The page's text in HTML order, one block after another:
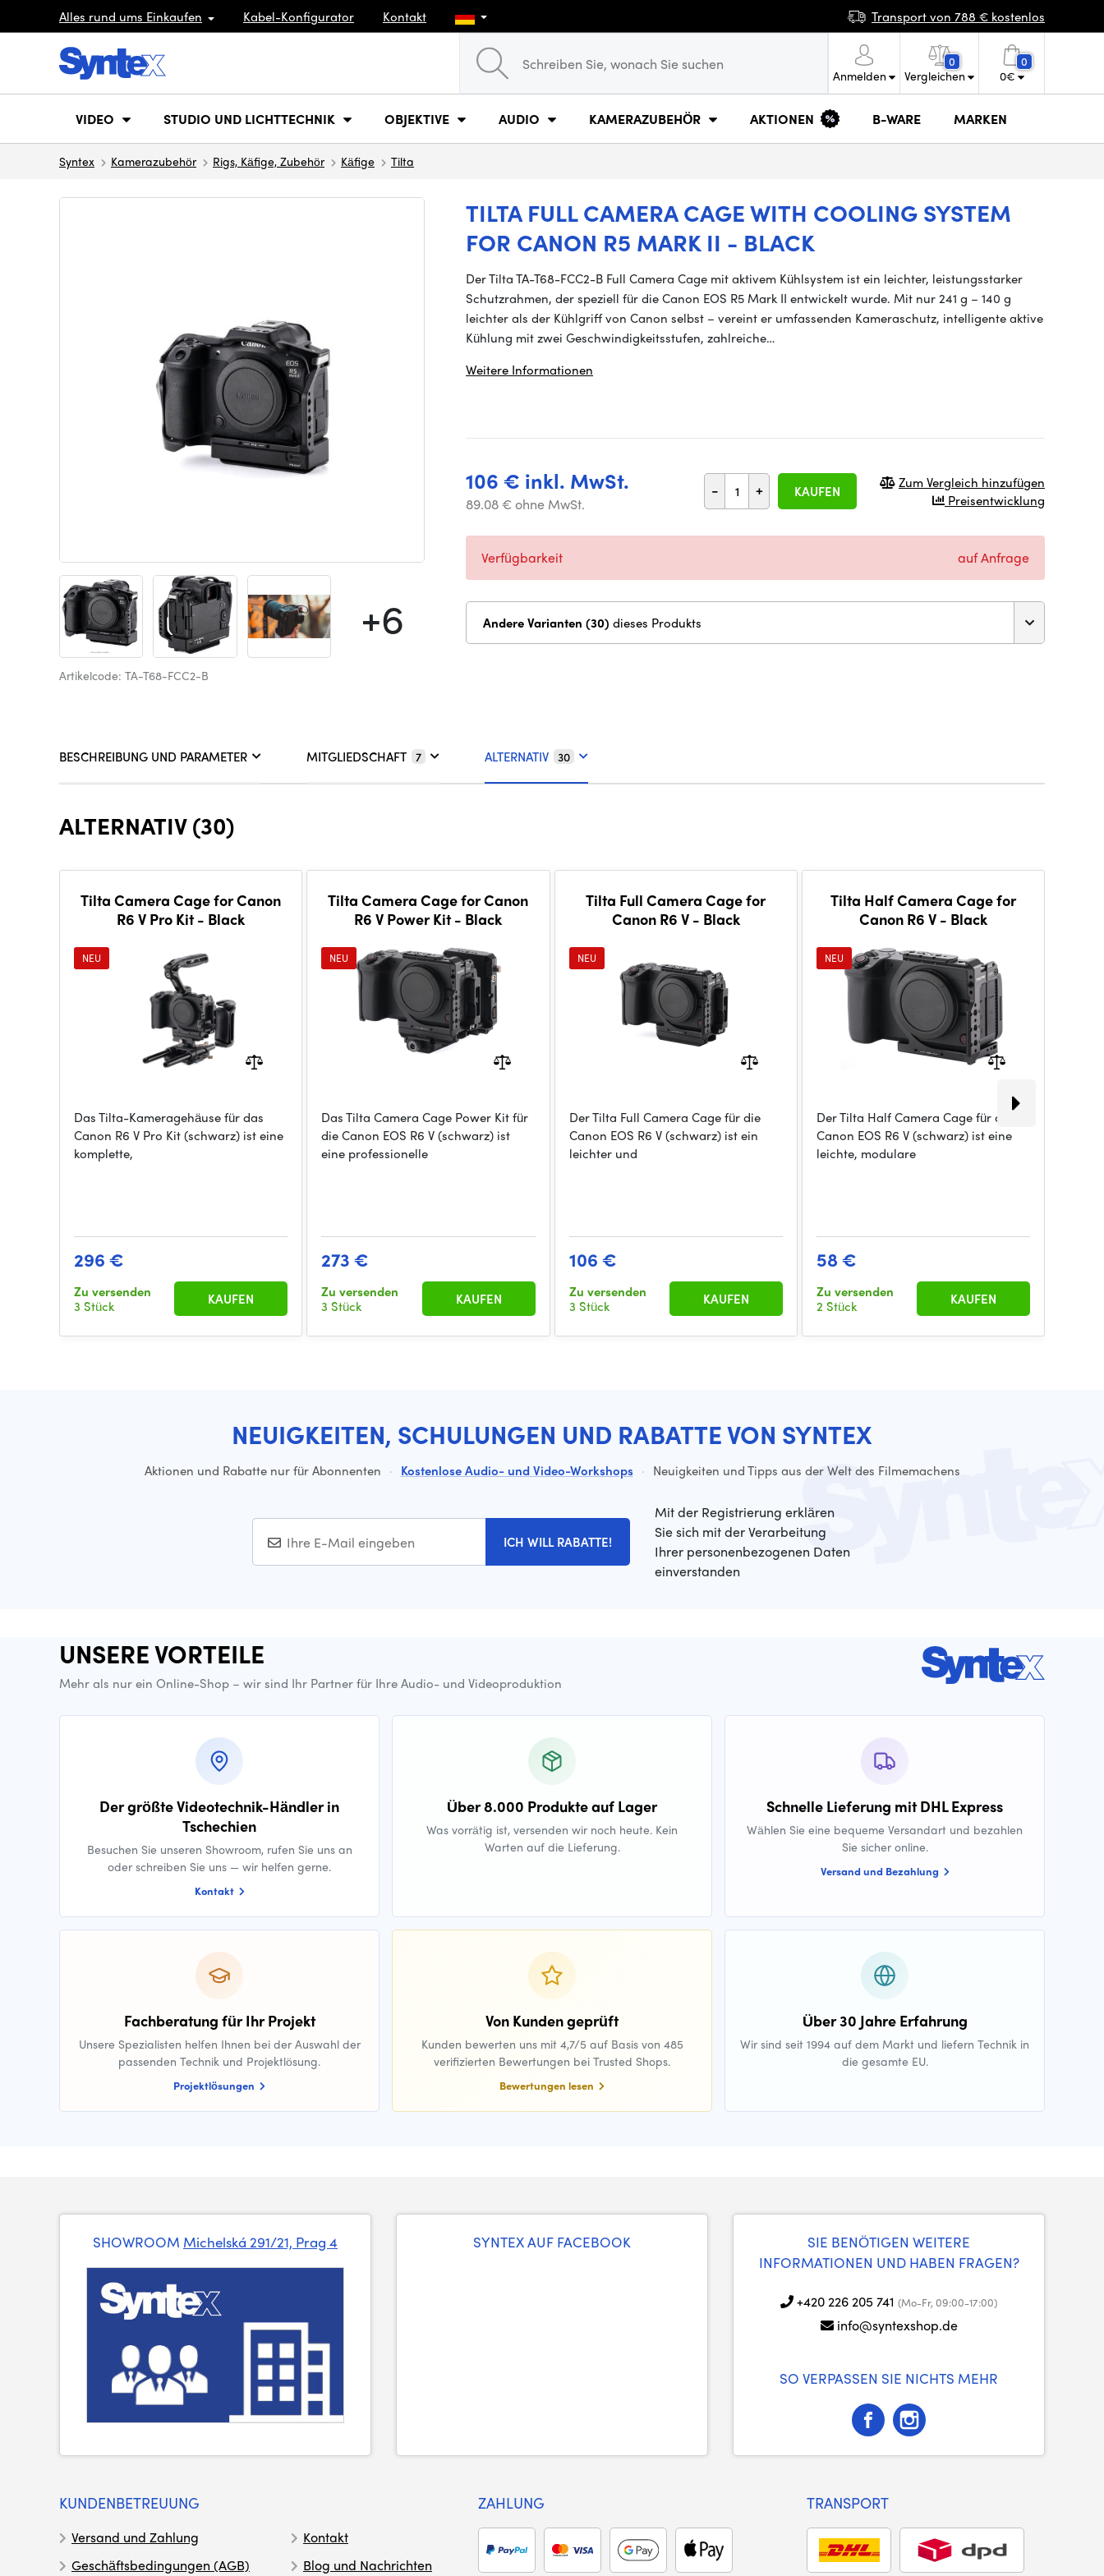
Alles rund ums Einkaufen Kabel-Konfigurator Kontakt Transport von 788 € kostenlos
Anmelden
0
Vergleichen
0
0€
VIDEO STUDIO UND LICHTTECHNIK OBJEKTIVE AUDIO KAMERAZUBEHÖR AKTIONEN B-WARE MARKEN
Syntex Kamerazubehör Rigs, Käfige, Zubehör Käfige Tilta
TILTA FULL CAMERA CAGE WITH COOLING SYSTEM
FOR CANON R5 MARK II - BLACK
+6
Artikelcode: TA-T68-FCC2-B
Der Tilta TA-T68-FCC2-B Full Camera Cage mit aktivem Kühlsystem ist ein leichter, leistungsstarker
Schutzrahmen, der speziell für die Canon EOS R5 Mark II entwickelt wurde. Mit nur 241 g – 140 g
leichter als der Kühlgriff von Canon selbst – vereint er umfassenden Kameraschutz, intelligente aktive
Kühlung mit zwei Geschwindigkeitsstufen, zahlreiche…
Weitere Informationen
106 € inkl. MwSt.
89.08 € ohne MwSt.
- + KAUFEN
Zum Vergleich hinzufügen
Preisentwicklung
Verfügbarkeit auf Anfrage
Andere Varianten (30) dieses Produkts
BESCHREIBUNG UND PARAMETER MITGLIEDSCHAFT 7 ALTERNATIV 30
ALTERNATIV (30)
Tilta Camera Cage for Canon
R6 V Pro Kit - Black
NEU
Das Tilta-Kameragehäuse für das
Canon R6 V Pro Kit (schwarz) ist eine
komplette,
296 €
Zu versenden
3 Stück
KAUFEN
Tilta Camera Cage for Canon
R6 V Power Kit - Black
NEU
Das Tilta Camera Cage Power Kit für
die Canon EOS R6 V (schwarz) ist
eine professionelle
273 €
Zu versenden
3 Stück
KAUFEN
Tilta Full Camera Cage for
Canon R6 V - Black
NEU
Der Tilta Full Camera Cage für die
Canon EOS R6 V (schwarz) ist ein
leichter und
106 €
Zu versenden
3 Stück
KAUFEN
Tilta Half Camera Cage for
Canon R6 V - Black
NEU
Der Tilta Half Camera Cage für die
Canon EOS R6 V (schwarz) ist eine
leichte, modulare
58 €
Zu versenden
2 Stück
KAUFEN
NEUIGKEITEN, SCHULUNGEN UND RABATTE VON SYNTEX
Aktionen und Rabatte nur für Abonnenten · Kostenlose Audio- und Video-Workshops · Neuigkeiten und Tipps aus der Welt des Filmemachens
ICH WILL RABATTE!
Mit der Registrierung erklären
Sie sich mit der Verarbeitung
Ihrer personenbezogenen Daten
einverstanden
UNSERE VORTEILE
Mehr als nur ein Online-Shop – wir sind Ihr Partner für Ihre Audio- und Videoproduktion
Der größte Videotechnik-Händler in
Tschechien
Besuchen Sie unseren Showroom, rufen Sie uns an
oder schreiben Sie uns — wir helfen gerne.
Kontakt
Über 8.000 Produkte auf Lager
Was vorrätig ist, versenden wir noch heute. Kein
Warten auf die Lieferung.
Schnelle Lieferung mit DHL Express
Wählen Sie eine bequeme Versandart und bezahlen
Sie sicher online.
Versand und Bezahlung
Fachberatung für Ihr Projekt
Unsere Spezialisten helfen Ihnen bei der Auswahl der
passenden Technik und Projektlösung.
Projektlösungen
Von Kunden geprüft
Kunden bewerten uns mit 4,7/5 auf Basis von 485
verifizierten Bewertungen bei Trusted Shops.
Bewertungen lesen
Über 30 Jahre Erfahrung
Wir sind seit 1994 auf dem Markt und liefern Technik in
die gesamte EU.
SHOWROOM Michelská 291/21, Prag 4 SYNTEX AUF FACEBOOK
SIE BENÖTIGEN WEITERE
INFORMATIONEN UND HABEN FRAGEN?
+420 226 205 741 (Mo-Fr, 09:00-17:00)
info@syntexshop.de
SO VERPASSEN SIE NICHTS MEHR
KUNDENBETREUUNG
Versand und Zahlung
Geschäftsbedingungen (AGB)
Kontakt
Blog und Nachrichten
ZAHLUNG TRANSPORT